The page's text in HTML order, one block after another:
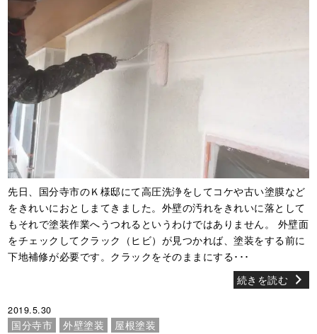
先日、国分寺市のＫ様邸にて高圧洗浄をしてコケや古い塗膜など
をきれいにおとしまてきました。外壁の汚れをきれいに落として
もそれで塗装作業へうつれるというわけではありません。 外壁面
をチェックしてクラック（ヒビ）が見つかれば、塗装をする前に
下地補修が必要です。クラックをそのままにする･･･
続きを読む
2019.5.30
国分寺市 外壁塗装 屋根塗装